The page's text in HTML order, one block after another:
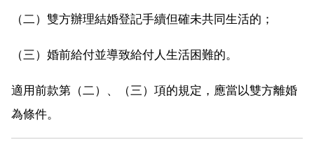
（二）雙方辦理結婚登記手續但確未共同生活的；
（三）婚前給付並導致給付人生活困難的。
適用前款第（二）、（三）項的規定，應當以雙方離婚
為條件。